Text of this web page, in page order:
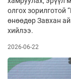
олгох зорилготой
өнөөдөр Завхан
хийлээ.
2026-06-22